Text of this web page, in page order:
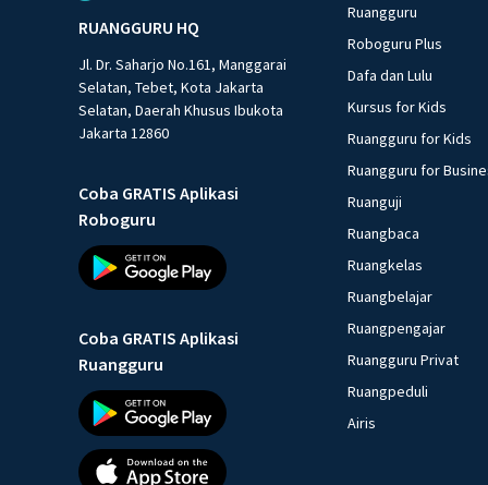
RUANGGURU HQ
Jl. Dr. Saharjo No.161, Manggarai
Selatan, Tebet, Kota Jakarta
Selatan, Daerah Khusus Ibukota
Jakarta 12860
Coba GRATIS Aplikasi
Roboguru
Coba GRATIS Aplikasi
Ruangguru
Ruangguru
Roboguru Plus
Dafa dan Lulu
Kursus for Kids
Ruangguru for Kids
Ruangguru for
Ruanguji
Ruangbaca
Ruangkelas
Ruangbelajar
Ruangpengajar
Ruangguru Privat
Ruangpeduli
Airis